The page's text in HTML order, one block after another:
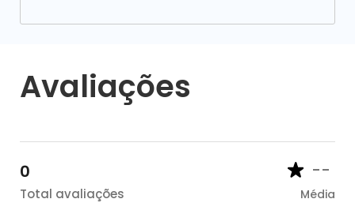
Avaliações
0
Total avaliações
--
Média